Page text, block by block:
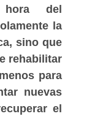
del
la
sino que
rehabilitar
para
nuevas
el